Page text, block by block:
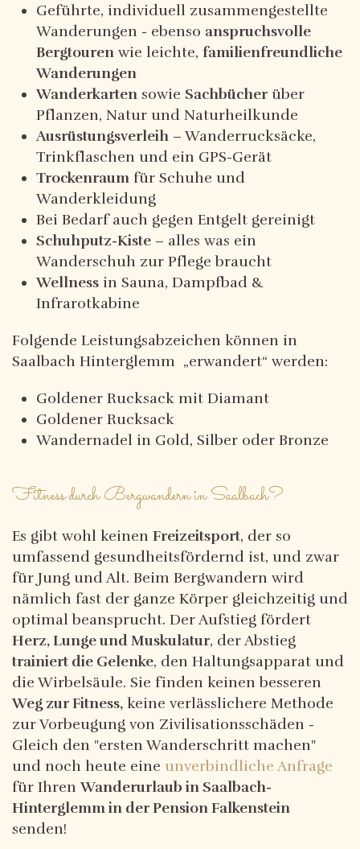
Geführte, individuell zusammengestellte
Wanderungen - ebenso anspruchsvolle
Bergtouren wie leichte, familienfreundliche
Wanderungen
Wanderkarten sowie Sachbücher über
Pflanzen, Natur und Naturheilkunde
Ausrüstungsverleih – Wanderrucksäcke,
Trinkflaschen und ein GPS-Gerät
Trockenraum für Schuhe und
Wanderkleidung
Bei Bedarf auch gegen Entgelt gereinigt
Schuhputz-Kiste – alles was ein
Wanderschuh zur Pflege braucht
Wellness in Sauna, Dampfbad &
Infrarotkabine
Folgende Leistungsabzeichen können in
Saalbach Hinterglemm „erwandert“ werden:
Goldener Rucksack mit Diamant
Goldener Rucksack
Wandernadel in Gold, Silber oder Bronze
Fitness durch Bergwandern in Saalbach?
Es gibt wohl keinen Freizeitsport, der so
umfassend gesundheitsfördernd ist, und zwar
für Jung und Alt. Beim Bergwandern wird
nämlich fast der ganze Körper gleichzeitig und
optimal beansprucht. Der Aufstieg fördert
Herz, Lunge und Muskulatur, der Abstieg
trainiert die Gelenke, den Haltungsapparat und
die Wirbelsäule. Sie finden keinen besseren
Weg zur Fitness, keine verlässlichere Methode
zur Vorbeugung von Zivilisationsschäden -
Gleich den "ersten Wanderschritt machen"
und noch heute eine unverbindliche Anfrage
für IhrenWanderurlaub in Saalbach-
Hinterglemm in der Pension Falkenstein
senden!